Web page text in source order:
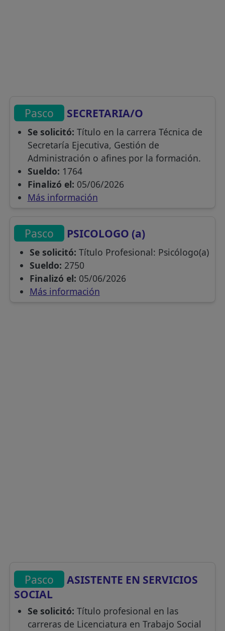
Pasco SECRETARIA/O
Se solicitó: Título en la carrera Técnica de
Secretaría Ejecutiva, Gestión de
Administración o afines por la formación.
Sueldo: 1764
Finalizó el: 05/06/2026
Más información
Pasco PSICOLOGO (a)
Se solicitó: Título Profesional: Psicólogo(a)
Sueldo: 2750
Finalizó el: 05/06/2026
Más información
Pasco
ASISTENTE EN SERVICIOS
SOCIAL
Se solicitó: Título profesional en las
carreras de Licenciatura en Trabajo Social